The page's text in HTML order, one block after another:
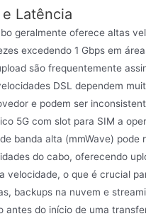
Latência
geralmente oferece altas
excedendo 1 Gbps em
são frequentemente
DSL dependem
e podem ser
5G com slot para SIM a
banda alta (mmWave) pode
do cabo, oferecendo
velocidade, o que é crucial
backups na nuvem e
antes do início de uma